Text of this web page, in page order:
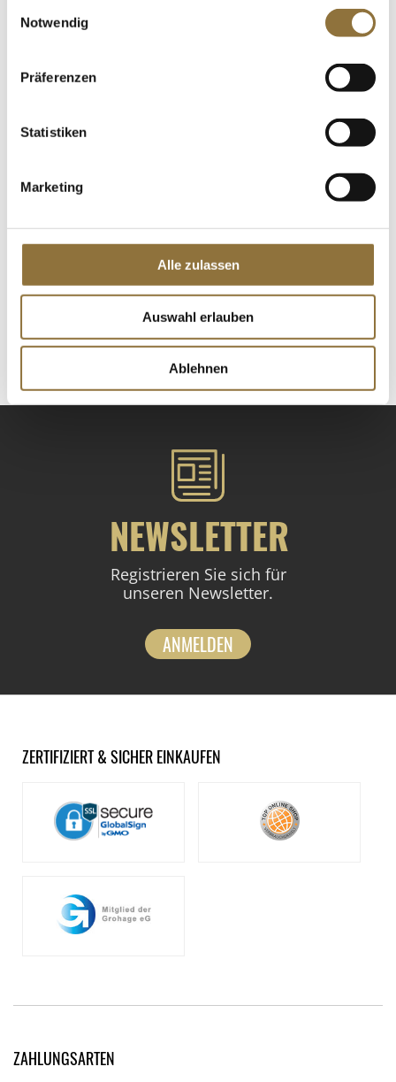
Notwendig
Präferenzen
Statistiken
Marketing
Alle zulassen
Auswahl erlauben
Ablehnen
Knoblauchpüree geröstet, Bresc, 325 g
€ 16,80
St.
NEWSLETTER
Registrieren Sie sich für
unseren Newsletter.
ANMELDEN
ZERTIFIZIERT & SICHER EINKAUFEN
ZAHLUNGSARTEN